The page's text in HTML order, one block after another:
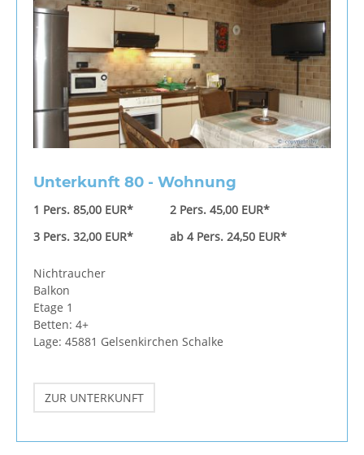
Unterkunft 80 - Wohnung
1 Pers. 85,00 EUR*
2 Pers. 45,00 EUR*
3 Pers. 32,00 EUR*
ab 4 Pers. 24,50 EUR*
Nichtraucher
Balkon
Etage 1
Betten: 4+
Lage: 45881 Gelsenkirchen Schalke
ZUR UNTERKUNFT